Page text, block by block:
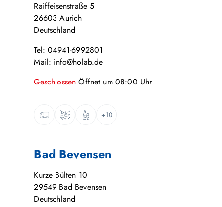
Raiffeisenstraße 5
26603 Aurich
Deutschland
Tel: 04941-6992801
Mail: info@holab.de
GeschlossenÖffnet um 08:00 Uhr
+10
Bad Bevensen
Kurze Bülten 10
29549 Bad Bevensen
Deutschland